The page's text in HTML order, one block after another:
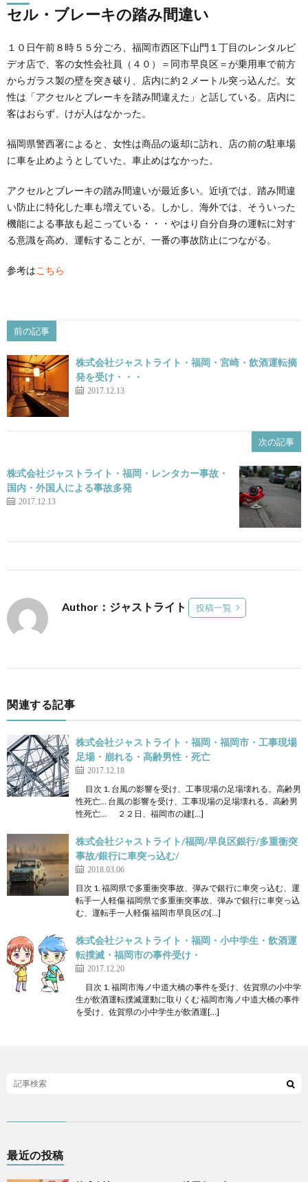
セル・ブレーキの踏み間違い
１０日午前８時５５分ごろ、福岡市西区下山門１丁目のレンタルビ
デオ店で、客の女性会社員（４０）＝同市早良区＝が乗用車で前方
からガラス製の壁を突き破り、店内に約２メートル突っ込んだ。女
性は「アクセルとブレーキを踏み間違えた」と話している。店内に
客はおらず、けが人はなかった。
福岡県警西署によると、女性は商品の返却に訪れ、店の前の駐車場
に車を止めようとしていた。車止めはなかった。
アクセルとブレーキの踏み間違いが最近多い。近頃では、踏み間違
い防止に特化した車も増えている。しかし、海外では、そういった
機能による事故も起こっている・・・やはり自分自身の運転に対す
る意識を高め、運転することが、一番の事故防止につながる。
参考はこちら
前の記事
株式会社ジャストライト・福岡・宮崎・飲酒運転摘
発を受け・・・
2017.12.13
次の記事
株式会社ジャストライト・福岡・レンタカー事故・
国内・外国人による事故多発
2017.12.13
Author：ジャストライト 投稿一覧
関連する記事
株式会社ジャストライト・福岡・福岡市・工事現場
足場・崩れる・高齢男性・死亡
2017.12.18
目次 1. 台風の影響を受け、工事現場の足場壊れる。高齢男
性死亡… 台風の影響を受け、工事現場の足場壊れる。高齢男
性死亡… ２２日、福岡市の建[…]
株式会社ジャストライト/福岡/早良区銀行/多重衝突
事故/銀行に車突っ込む/
2018.03.06
目次 1. 福岡県で多重衝突事故、弾みで銀行に車突っ込む、運
転手一人軽傷 福岡県で多重衝突事故、弾みで銀行に車突っ込
む、運転手一人軽傷 福岡市早良区の[…]
株式会社ジャストライト・福岡・小中学生・飲酒運
転撲滅・福岡市の事件受け・
2017.12.20
目次 1. 福岡市海ノ中道大橋の事件を受け、佐賀県の小中学
生が飲酒運転撲滅運動に取りくむ 福岡市海ノ中道大橋の事件
を受け、佐賀県の小中学生が飲酒運[…]
最近の投稿